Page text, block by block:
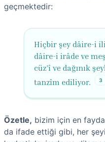
geçmektedir:
Hiçbir şey dâire-i
dâire-i irâde ve
cüz’î ve dağınık
tanzîm ediliyor.
3
Özetle, bizim için en
da ifade ettiği gibi, her